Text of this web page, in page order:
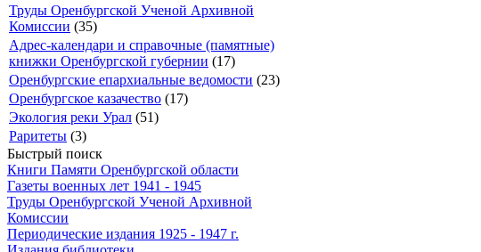
Труды Оренбургской Ученой Архивной
Комиссии (35)
Адрес-календари и справочные (памятные)
книжки Оренбургской губернии (17)
Оренбургские епархиальные ведомости (23)
Оренбургское казачество (17)
Экология реки Урал (51)
Раритеты (3)
Быстрый поиск
Книги Памяти Оренбургской области
Газеты военных лет 1941 - 1945
Труды Оренбургской Ученой Архивной
Комиссии
Периодические издания 1925 - 1947 г.